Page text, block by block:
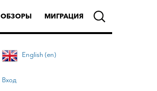
ОБЗОРЫ МИГРАЦИЯ
English (en)
Вход